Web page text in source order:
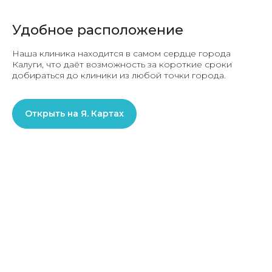
Удобное расположение
Наша клиника находится в самом сердце города
Калуги, что даёт возможность за короткие сроки
добираться до клиники из любой точки города.
Открыть на Я. Картах